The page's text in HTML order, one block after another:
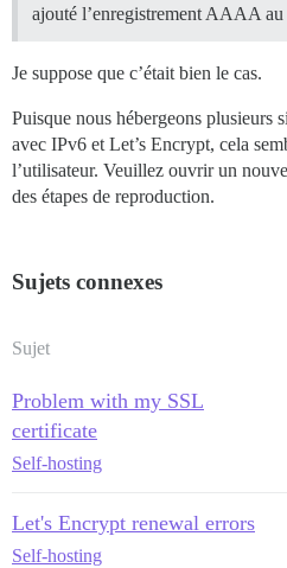
ajouté l’enregistrement AAAA
Je suppose que c’était bien le cas.
Puisque nous hébergeons plusieurs
avec IPv6 et Let’s Encrypt, cela
l’utilisateur. Veuillez ouvrir un
des étapes de reproduction.
Sujets connexes
Sujet
Problem with my SSL
certificate
Self-hosting
Let's Encrypt renewal errors
Self-hosting